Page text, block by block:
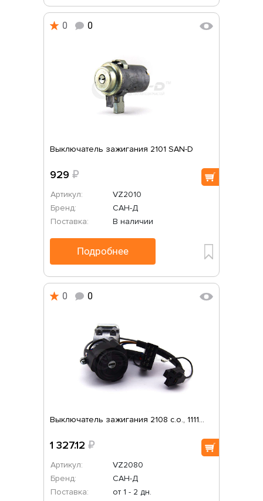
0 0
Выключатель зажигания 2101 SAN-D
929 ₽
Артикул:
VZ2010
Бренд:
САН-Д
Поставка:
В наличии
Подробнее
0 0
Выключатель зажигания 2108 с.о., 1111...
1 327.12 ₽
Артикул:
VZ2080
Бренд:
САН-Д
Поставка:
от 1 - 2 дн.